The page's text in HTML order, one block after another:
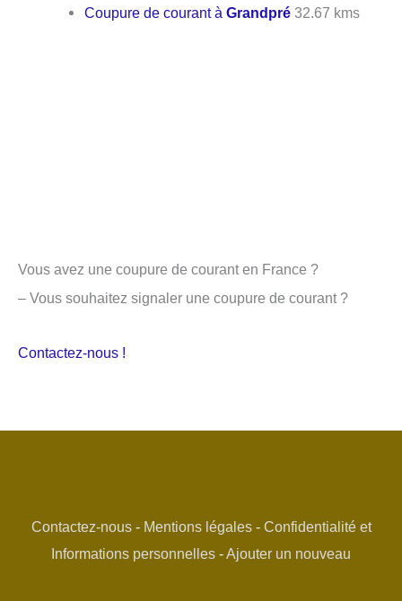
Coupure de courant àGrandpré 32.67 kms
Vous avez une coupure de courant en France ?
– Vous souhaitez signaler une coupure de courant ?
Contactez-nous !
Contactez-nous- Mentions légales- Confidentialité et
Informations personnelles -Ajouter un nouveau